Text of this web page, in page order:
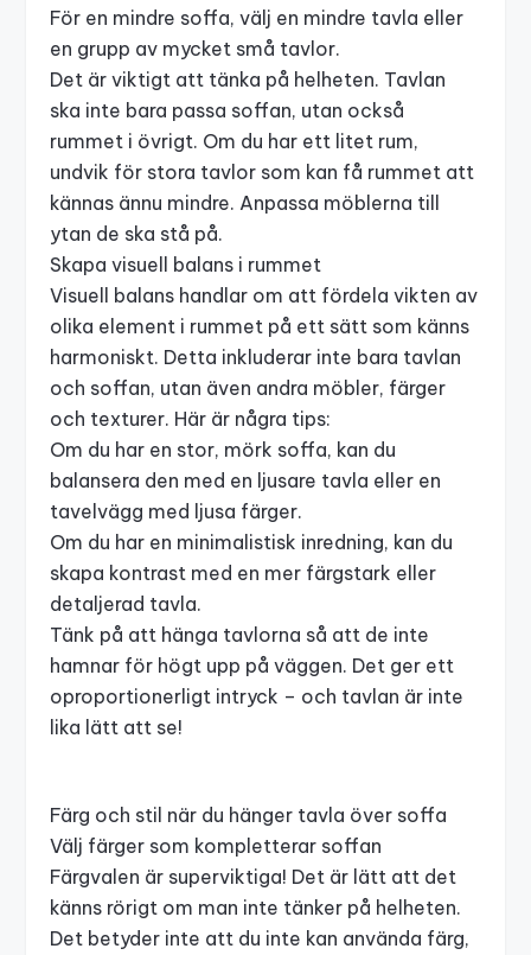
För en mindre soffa, välj en mindre tavla eller
en grupp av mycket små tavlor.
Det är viktigt att tänka på helheten. Tavlan
ska inte bara passa soffan, utan också
rummet i övrigt. Om du har ett litet rum,
undvik för stora tavlor som kan få rummet att
kännas ännu mindre. Anpassa möblerna till
ytan de ska stå på.
Skapa visuell balans i rummet
Visuell balans handlar om att fördela vikten av
olika element i rummet på ett sätt som känns
harmoniskt. Detta inkluderar inte bara tavlan
och soffan, utan även andra möbler, färger
och texturer. Här är några tips:
Om du har en stor, mörk soffa, kan du
balansera den med en ljusare tavla eller en
tavelvägg med ljusa färger.
Om du har en minimalistisk inredning, kan du
skapa kontrast med en mer färgstark eller
detaljerad tavla.
Tänk på att hänga tavlorna så att de inte
hamnar för högt upp på väggen. Det ger ett
oproportionerligt intryck – och tavlan är inte
lika lätt att se!
Färg och stil när du hänger tavla över soffa
Välj färger som kompletterar soffan
Färgvalen är superviktiga! Det är lätt att det
känns rörigt om man inte tänker på helheten.
Det betyder inte att du inte kan använda färg,